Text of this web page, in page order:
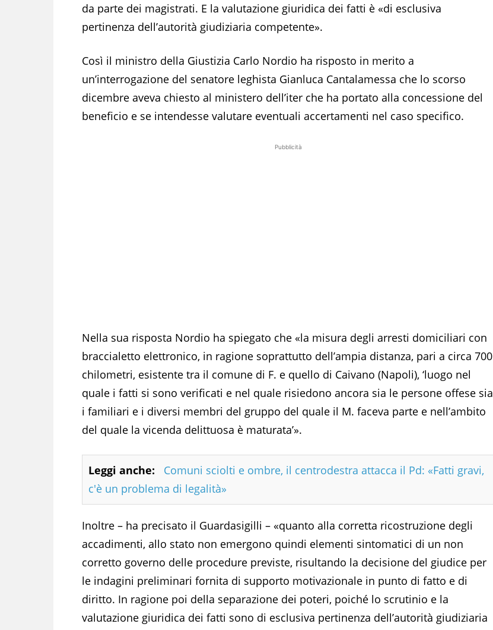
da parte dei magistrati. E la valutazione giuridica dei fatti è «di esclusiva
pertinenza dell’autorità giudiziaria competente».
Così il ministro della Giustizia Carlo Nordio ha risposto in merito a
un’interrogazione del senatore leghista Gianluca Cantalamessa che lo scorso
dicembre aveva chiesto al ministero dell’iter che ha portato alla concessione del
beneficio e se intendesse valutare eventuali accertamenti nel caso specifico.
Pubblicità
Nella sua risposta Nordio ha spiegato che «la misura degli arresti domiciliari con
braccialetto elettronico, in ragione soprattutto dell’ampia distanza, pari a circa 700
chilometri, esistente tra il comune di F. e quello di Caivano (Napoli), ‘luogo nel
quale i fatti si sono verificati e nel quale risiedono ancora sia le persone offese sia
i familiari e i diversi membri del gruppo del quale il M. faceva parte e nell’ambito
del quale la vicenda delittuosa è maturata’».
Leggi anche:
Comuni sciolti e ombre, il centrodestra attacca il Pd: «Fatti gravi,
c'è un problema di legalità»
Inoltre – ha precisato il Guardasigilli – «quanto alla corretta ricostruzione degli
accadimenti, allo stato non emergono quindi elementi sintomatici di un non
corretto governo delle procedure previste, risultando la decisione del giudice per
le indagini preliminari fornita di supporto motivazionale in punto di fatto e di
diritto. In ragione poi della separazione dei poteri, poiché lo scrutinio e la
valutazione giuridica dei fatti sono di esclusiva pertinenza dell’autorità giudiziaria